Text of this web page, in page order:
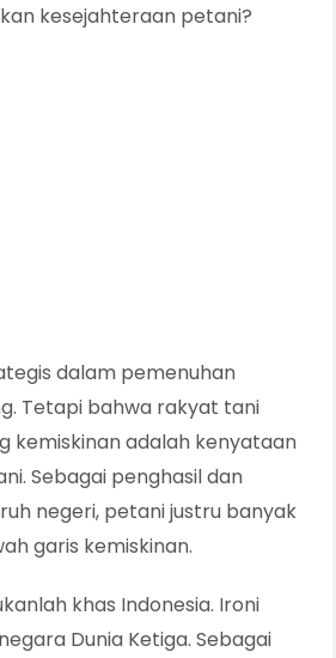
kesejahteraan petani?
dalam pemenuhan
Tetapi bahwa rakyat tani
kemiskinan adalah kenyataan
Sebagai penghasil dan
negeri, petani justru banyak
garis kemiskinan.
khas Indonesia. Ironi
Dunia Ketiga. Sebagai